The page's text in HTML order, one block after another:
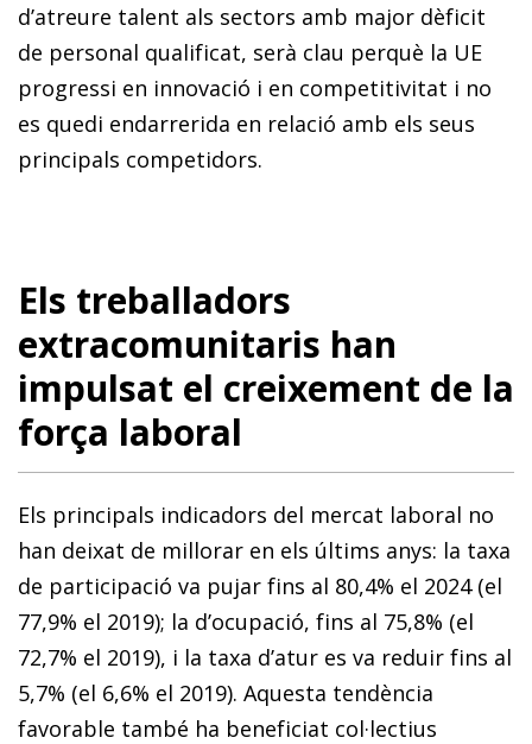
d’atreure talent als sectors amb major dèficit
de personal qualificat, serà clau perquè la UE
progressi en innovació i en competitivitat i no
es quedi endarrerida en relació amb els seus
principals competidors.
Els treballadors
extracomunitaris han
impulsat el creixement de la
força laboral
Els principals indicadors del mercat laboral no
han deixat de millorar en els últims anys: la taxa
de participació va pujar fins al 80,4% el 2024 (el
77,9% el 2019); la d’ocupació, fins al 75,8% (el
72,7% el 2019), i la taxa d’atur es va reduir fins al
5,7% (el 6,6% el 2019). Aquesta tendència
favorable també ha beneficiat col·lectius